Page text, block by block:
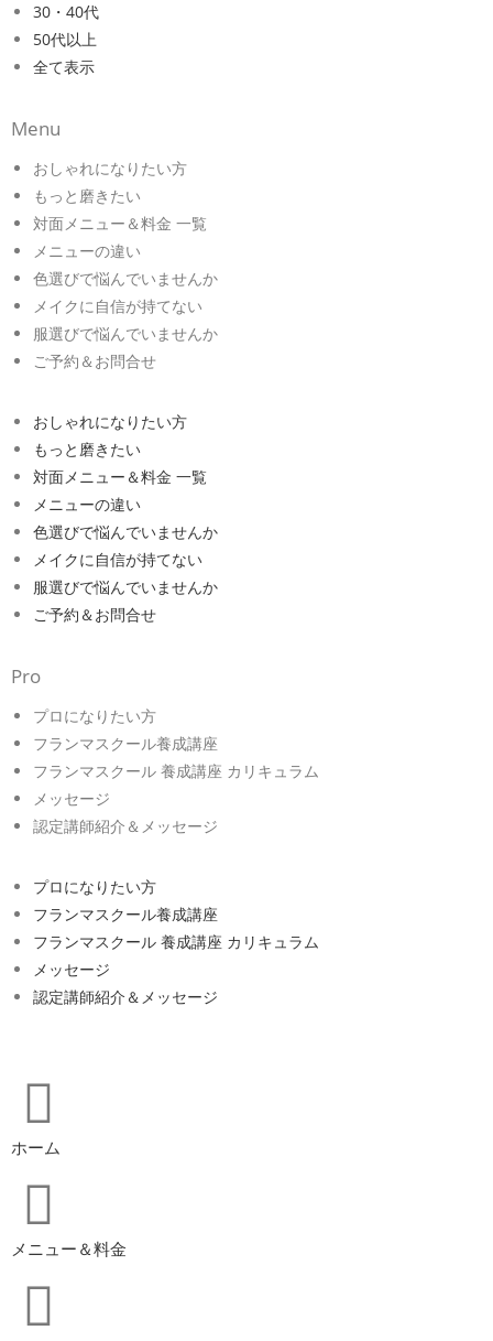
30・40代
50代以上
全て表示
Menu
おしゃれになりたい方
もっと磨きたい
対面メニュー＆料金 一覧
メニューの違い
色選びで悩んでいませんか
メイクに自信が持てない
服選びで悩んでいませんか
ご予約＆お問合せ
おしゃれになりたい方
もっと磨きたい
対面メニュー＆料金 一覧
メニューの違い
色選びで悩んでいませんか
メイクに自信が持てない
服選びで悩んでいませんか
ご予約＆お問合せ
Pro
プロになりたい方
フランマスクール養成講座
フランマスクール 養成講座 カリキュラム
メッセージ
認定講師紹介＆メッセージ
プロになりたい方
フランマスクール養成講座
フランマスクール 養成講座 カリキュラム
メッセージ
認定講師紹介＆メッセージ
ホーム
メニュー＆料金